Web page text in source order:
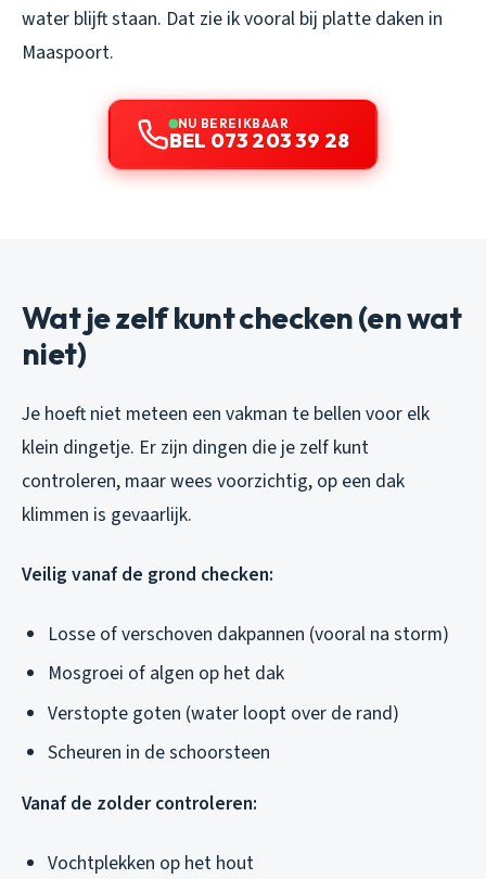
water blijft staan. Dat zie ik vooral bij platte daken in
Maaspoort.
NU BEREIKBAAR
BEL 073 203 39 28
Wat je zelf kunt checken (en wat
niet)
Je hoeft niet meteen een vakman te bellen voor elk
klein dingetje. Er zijn dingen die je zelf kunt
controleren, maar wees voorzichtig, op een dak
klimmen is gevaarlijk.
Veilig vanaf de grond checken:
Losse of verschoven dakpannen (vooral na storm)
Mosgroei of algen op het dak
Verstopte goten (water loopt over de rand)
Scheuren in de schoorsteen
Vanaf de zolder controleren:
Vochtplekken op het hout